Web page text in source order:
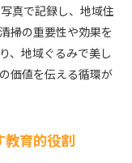
真で記録し、地域住
掃の重要性や効果を
、地域ぐるみで美し
価値を伝える循環が
教育的役割